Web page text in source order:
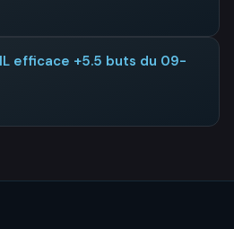
efficace +5.5 buts du 09-